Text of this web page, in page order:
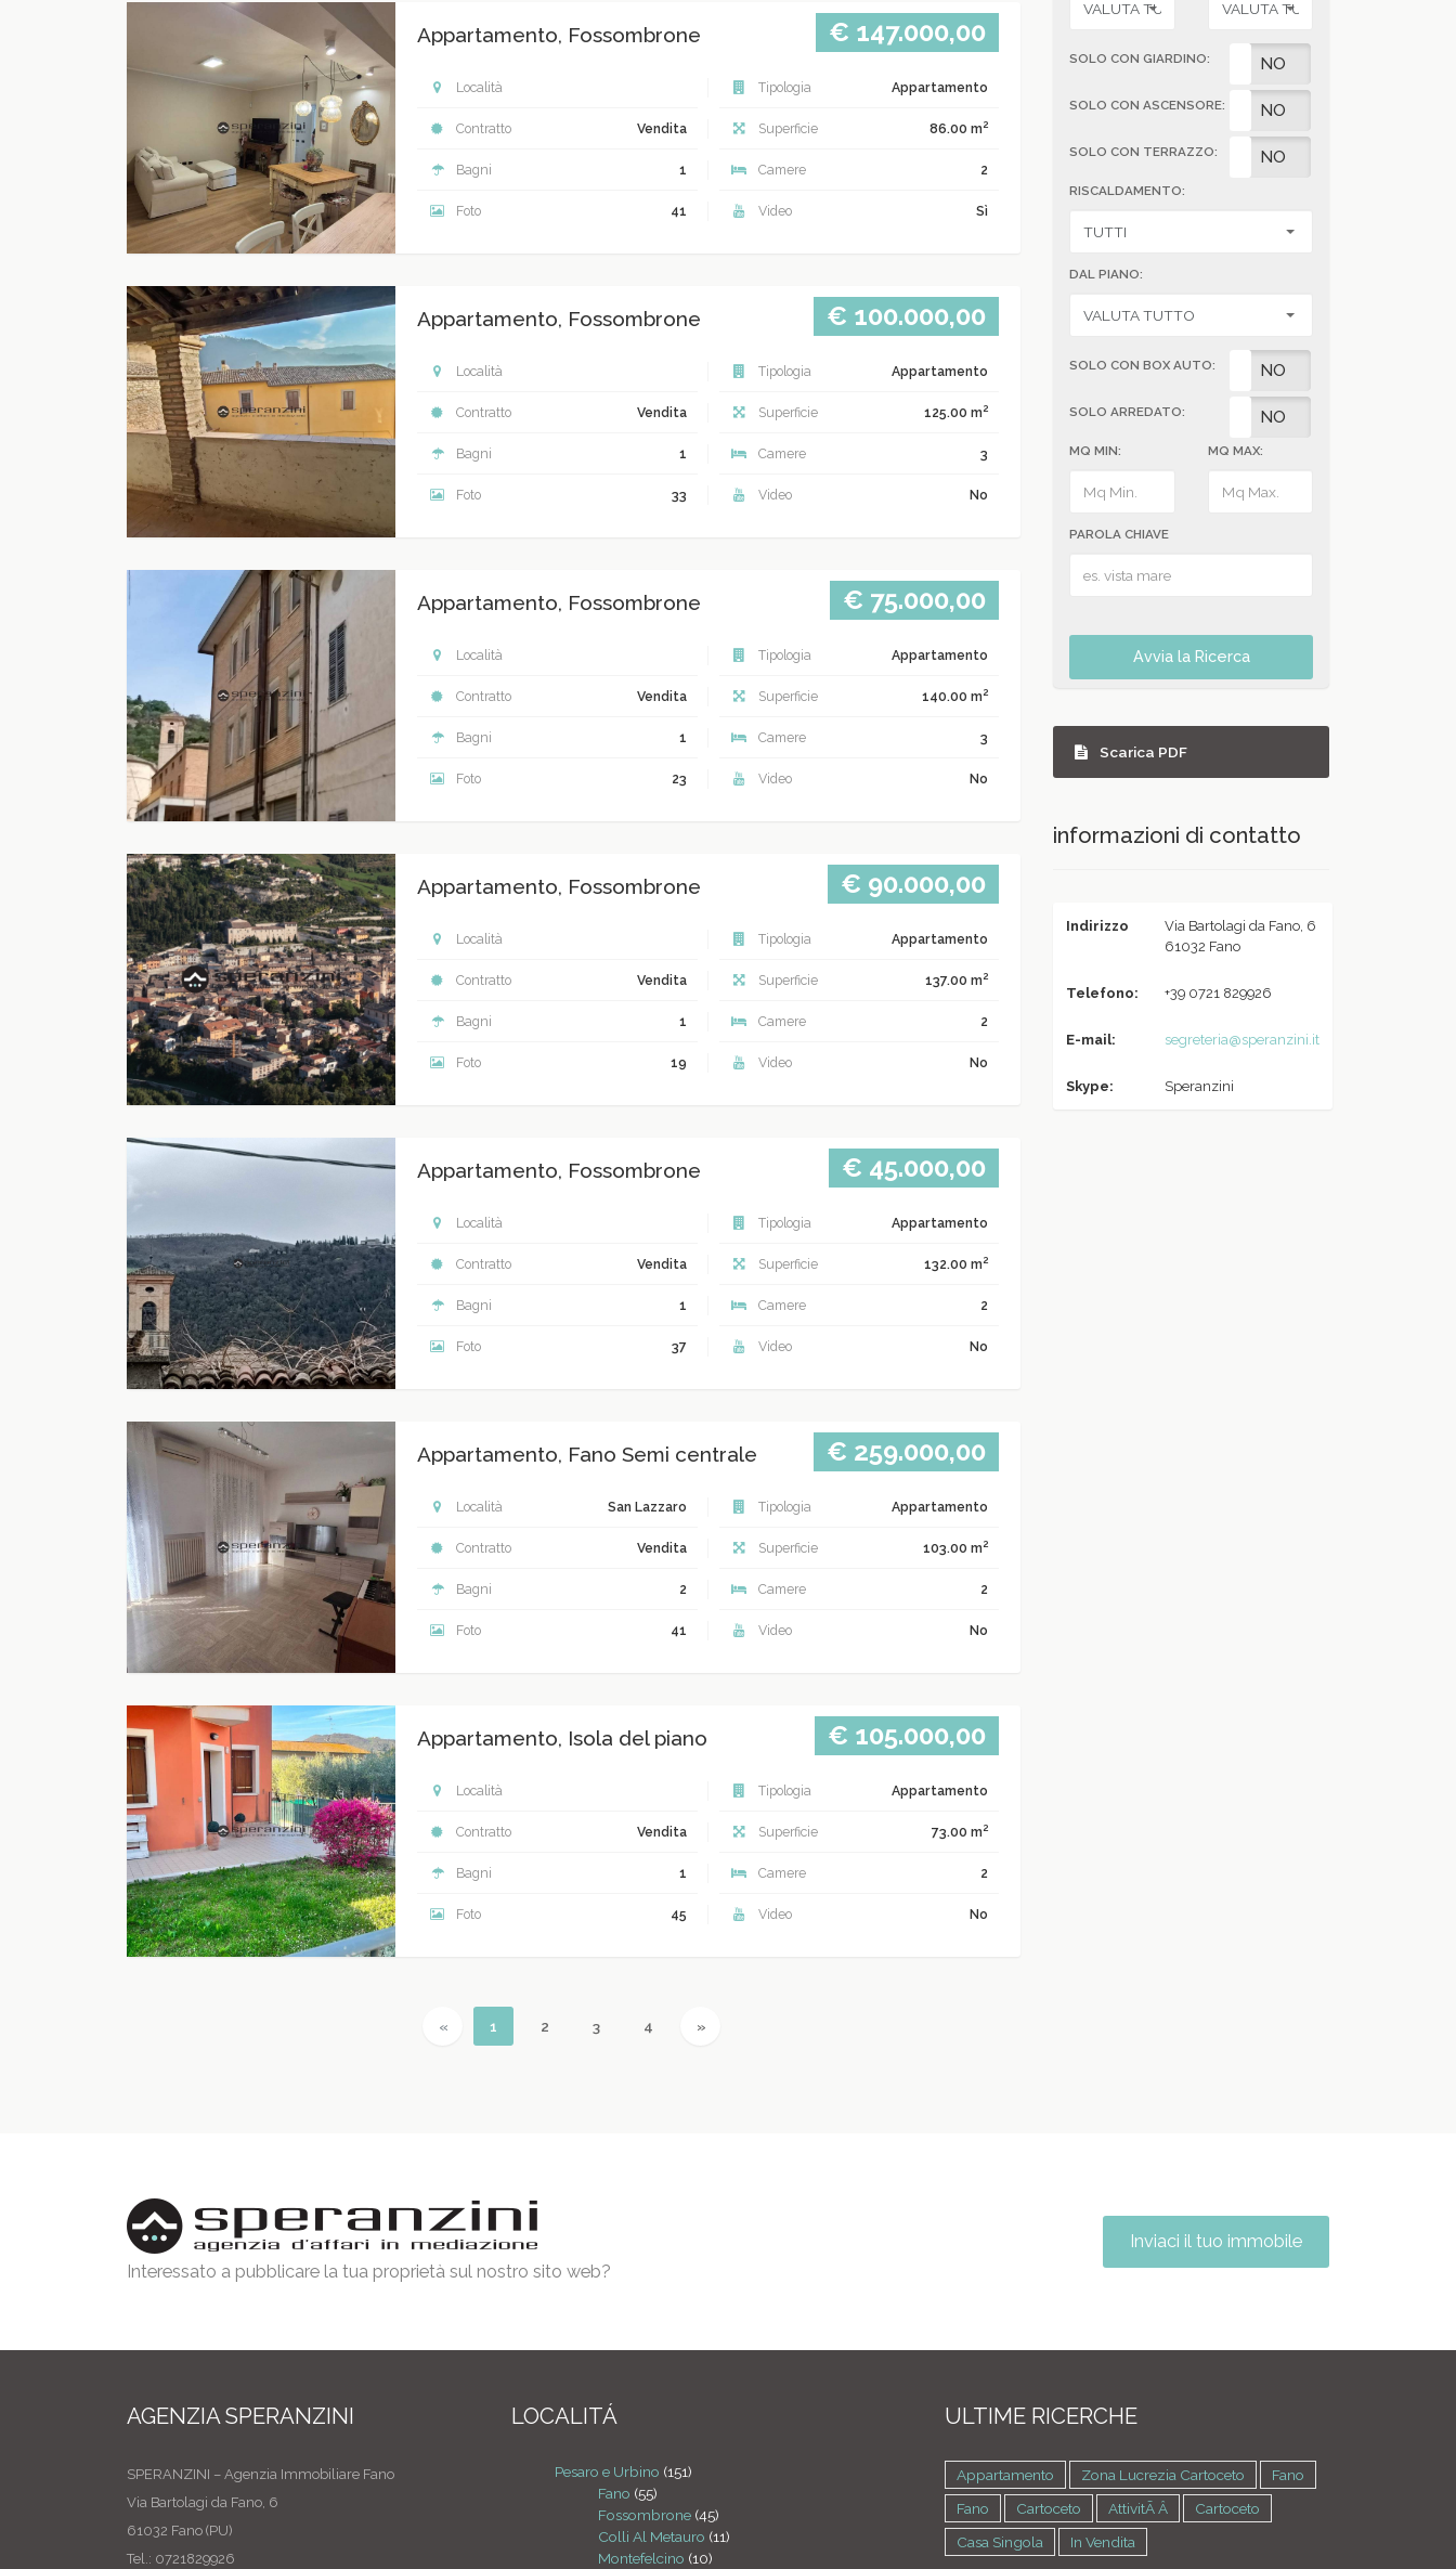
Appartamento, Fossombrone € 147.000,00
Località Tipologia Appartamento
Contratto Vendita Superficie 86.00 m2
Bagni 1 Camere 2
Foto 41 Video Sì
Appartamento, Fossombrone € 100.000,00
Località Tipologia Appartamento
Contratto Vendita Superficie 125.00 m2
Bagni 1 Camere 3
Foto 33 Video No
Appartamento, Fossombrone € 75.000,00
Località Tipologia Appartamento
Contratto Vendita Superficie 140.00 m2
Bagni 1 Camere 3
Foto 23 Video No
Appartamento, Fossombrone € 90.000,00
Località Tipologia Appartamento
Contratto Vendita Superficie 137.00 m2
Bagni 1 Camere 2
Foto 19 Video No
Appartamento, Fossombrone € 45.000,00
Località Tipologia Appartamento
Contratto Vendita Superficie 132.00 m2
Bagni 1 Camere 2
Foto 37 Video No
Appartamento, Fano Semi centrale € 259.000,00
Località San Lazzaro Tipologia Appartamento
Contratto Vendita Superficie 103.00 m2
Bagni 2 Camere 2
Foto 41 Video No
Appartamento, Isola del piano € 105.000,00
Località Tipologia Appartamento
Contratto Vendita Superficie 73.00 m2
Bagni 1 Camere 2
Foto 45 Video No
«Previous
1 (current)
2 3 4 »Next
SOLO CON GIARDINO:
SI NO
SOLO CON ASCENSORE:
SI NO
SOLO CON TERRAZZO:
SI NO
RISCALDAMENTO:
DAL PIANO:
SOLO CON BOX AUTO:
SI NO
SOLO ARREDATO:SI NO
MQ MIN: MQ MAX:
PAROLA CHIAVE
Avvia la Ricerca
Scarica PDF
informazioni di contatto
Indirizzo
Via Bartolagi da Fano, 6
61032 Fano
Telefono: +39 0721 829926
E-mail: segreteria@speranzini.it
Skype: Speranzini
Interessato a pubblicare la tua proprietà sul nostro sito web?
Inviaci il tuo immobile
AGENZIA SPERANZINI
SPERANZINI – Agenzia Immobiliare Fano
Via Bartolagi da Fano, 6
61032 Fano (PU)
Tel.: 0721829926
LOCALITÁ
Pesaro e Urbino (151)
Fano (55)
Fossombrone (45)
Colli Al Metauro (11)
Montefelcino (10)
ULTIME RICERCHE
Appartamento Zona Lucrezia Cartoceto
Fano
Fano
Cartoceto AttivitÃ Â
Cartoceto
Casa Singola
In Vendita